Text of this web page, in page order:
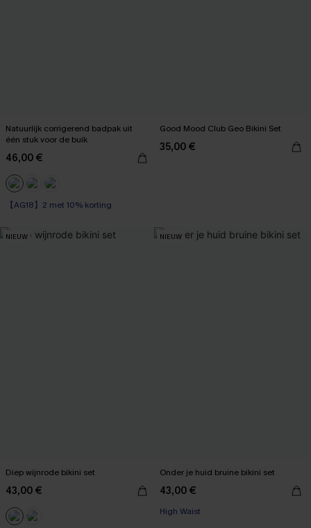
Natuurlijk corrigerend badpak uit
één stuk voor de buik
46,00 €
【AG18】2 met 10% korting
Corrigerend badpak
Good Mood Club Geo Bikini Set
35,00 €
NIEUW
Diep wijnrode bikini set
43,00 €
NIEUW
Onder je huid bruine bikini set
43,00 €
High Waist